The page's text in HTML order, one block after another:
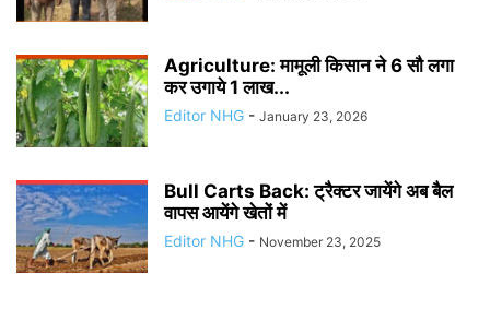
Agriculture: मामूली किसान ने 6 सौ लगा
कर उगाये 1 लाख...
Editor NHG - January 23, 2026
Bull Carts Back: ट्रैक्टर जायेंगे अब बैल
वापस आयेंगे खेतों में
Editor NHG - November 23, 2025